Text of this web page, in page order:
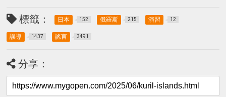
標籤： 日本 152 俄羅斯 215 演習 12
誤導 1437 謠言 3491
分享：